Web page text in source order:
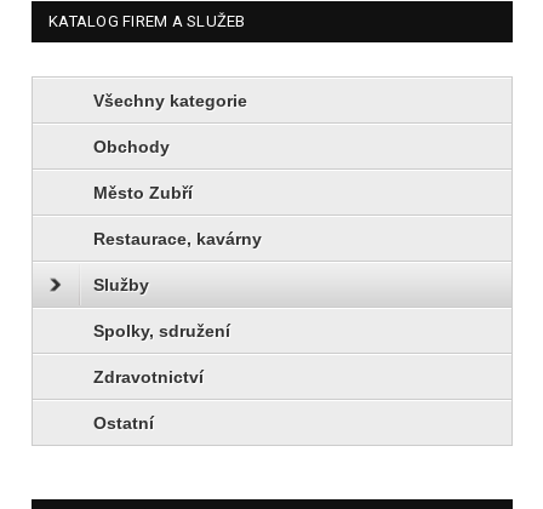
KATALOG FIREM A SLUŽEB
Všechny kategorie
Obchody
Město Zubří
Restaurace, kavárny
Služby
Spolky, sdružení
Zdravotnictví
Ostatní